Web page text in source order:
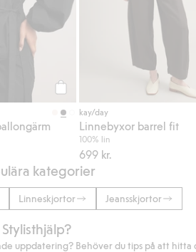
Köp
kay/day
Linnebyxor barrel fit
100% lin
699 kr.
kategorier
Linneskjortor Jeansskjortor
Stylisthjälp?
uppdatering? Behöver du tips på att hitta